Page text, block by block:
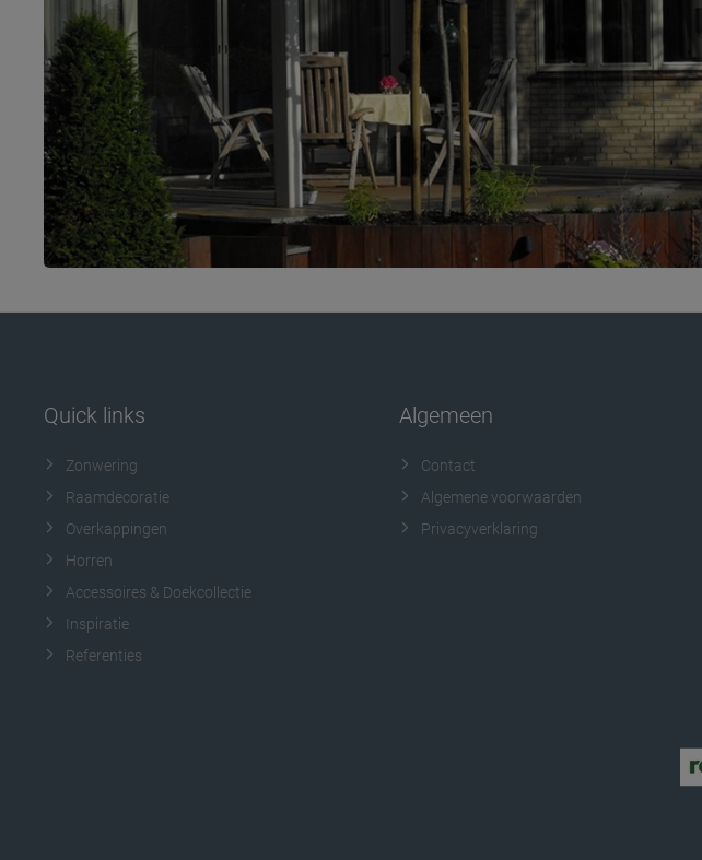
Quick links
Zonwering
Raamdecoratie
Overkappingen
Horren
Accessoires & Doekcollectie
Inspiratie
Referenties
Algemeen
Contact
Algemene voorwaarden
Privacyverklaring